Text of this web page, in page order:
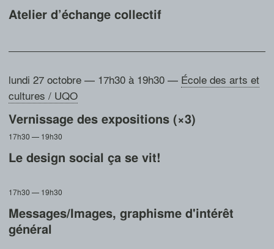
Atelier d’échange collectif
lundi 27 octobre — 17h30 à 19h30 — École des arts et
cultures / UQO
Vernissage des expositions (×3)
17h30 — 19h30
Le design social ça se vit!
17h30 — 19h30
Messages/Images, graphisme d'intérêt
général